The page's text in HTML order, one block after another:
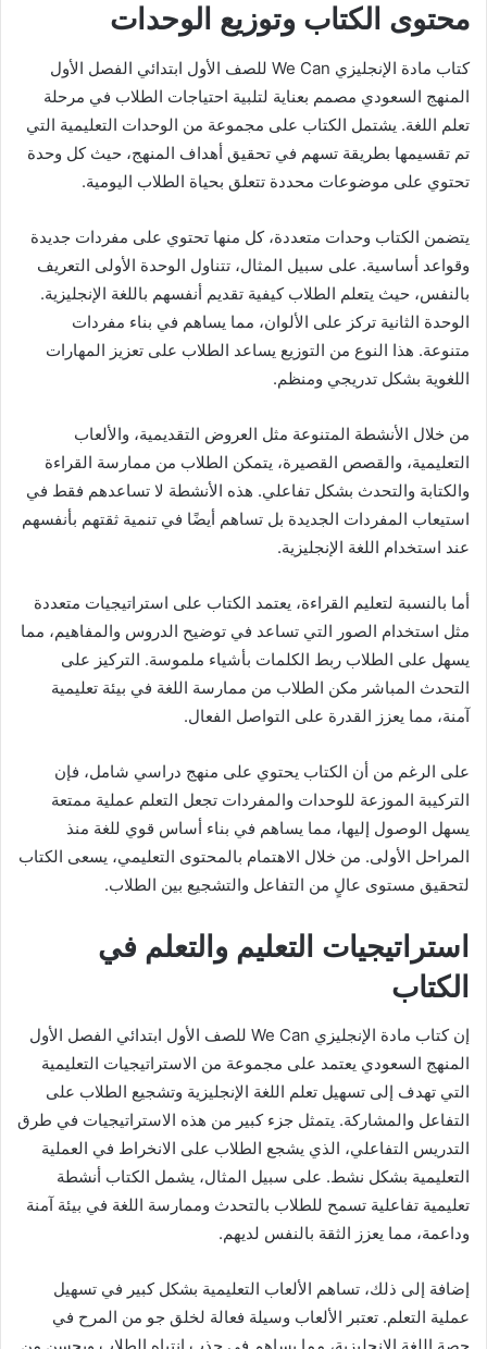
محتوى الكتاب وتوزيع الوحدات
كتاب مادة الإنجليزي We Can للصف الأول ابتدائي الفصل الأول
المنهج السعودي مصمم بعناية لتلبية احتياجات الطلاب في مرحلة
تعلم اللغة. يشتمل الكتاب على مجموعة من الوحدات التعليمية التي
تم تقسيمها بطريقة تسهم في تحقيق أهداف المنهج، حيث كل وحدة
تحتوي على موضوعات محددة تتعلق بحياة الطلاب اليومية.
يتضمن الكتاب وحدات متعددة، كل منها تحتوي على مفردات جديدة
وقواعد أساسية. على سبيل المثال، تتناول الوحدة الأولى التعريف
بالنفس، حيث يتعلم الطلاب كيفية تقديم أنفسهم باللغة الإنجليزية.
الوحدة الثانية تركز على الألوان، مما يساهم في بناء مفردات
متنوعة. هذا النوع من التوزيع يساعد الطلاب على تعزيز المهارات
اللغوية بشكل تدريجي ومنظم.
من خلال الأنشطة المتنوعة مثل العروض التقديمية، والألعاب
التعليمية، والقصص القصيرة، يتمكن الطلاب من ممارسة القراءة
والكتابة والتحدث بشكل تفاعلي. هذه الأنشطة لا تساعدهم فقط في
استيعاب المفردات الجديدة بل تساهم أيضًا في تنمية ثقتهم بأنفسهم
عند استخدام اللغة الإنجليزية.
أما بالنسبة لتعليم القراءة، يعتمد الكتاب على استراتيجيات متعددة
مثل استخدام الصور التي تساعد في توضيح الدروس والمفاهيم، مما
يسهل على الطلاب ربط الكلمات بأشياء ملموسة. التركيز على
التحدث المباشر مكن الطلاب من ممارسة اللغة في بيئة تعليمية
آمنة، مما يعزز القدرة على التواصل الفعال.
على الرغم من أن الكتاب يحتوي على منهج دراسي شامل، فإن
التركيبة الموزعة للوحدات والمفردات تجعل التعلم عملية ممتعة
يسهل الوصول إليها، مما يساهم في بناء أساس قوي للغة منذ
المراحل الأولى. من خلال الاهتمام بالمحتوى التعليمي، يسعى الكتاب
لتحقيق مستوى عالٍ من التفاعل والتشجيع بين الطلاب.
استراتيجيات التعليم والتعلم في
الكتاب
إن كتاب مادة الإنجليزي We Can للصف الأول ابتدائي الفصل الأول
المنهج السعودي يعتمد على مجموعة من الاستراتيجيات التعليمية
التي تهدف إلى تسهيل تعلم اللغة الإنجليزية وتشجيع الطلاب على
التفاعل والمشاركة. يتمثل جزء كبير من هذه الاستراتيجيات في طرق
التدريس التفاعلي، الذي يشجع الطلاب على الانخراط في العملية
التعليمية بشكل نشط. على سبيل المثال، يشمل الكتاب أنشطة
تعليمية تفاعلية تسمح للطلاب بالتحدث وممارسة اللغة في بيئة آمنة
وداعمة، مما يعزز الثقة بالنفس لديهم.
إضافة إلى ذلك، تساهم الألعاب التعليمية بشكل كبير في تسهيل
عملية التعلم. تعتبر الألعاب وسيلة فعالة لخلق جو من المرح في